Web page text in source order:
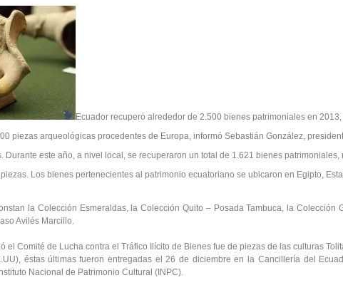
Ecuador recuperó alrededor de 2.500 bienes patrimoniales en
piezas arqueológicas procedentes de Europa, informó Sebastián González,
Durante este año, a nivel local, se recuperaron un total de 1.621 bienes patrimoniales,
Los bienes pertenecientes al patrimonio ecuatoriano se ubicaron en Egipto,
la Colección Esmeraldas, la Colección Quito – Posada Tambuca, la Colección
Avilés Marcillo.
el Comité de Lucha contra el Tráfico Ilícito de Bienes fue de piezas de las culturas
éstas últimas fueron entregadas el 26 de diciembre en la Cancillería del
Nacional de Patrimonio Cultural (INPC).